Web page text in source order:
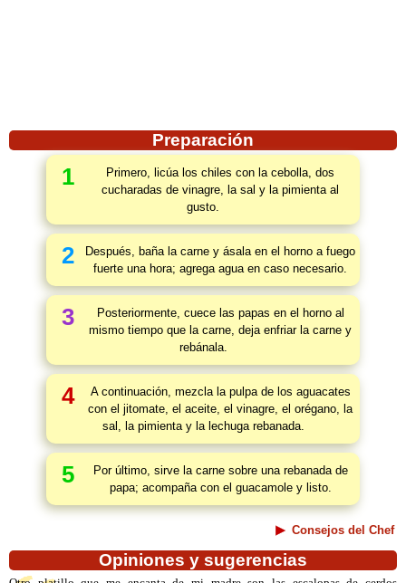
Preparación
1
Primero, licúa los chiles con la cebolla, dos
cucharadas de vinagre, la sal y la pimienta al
gusto.
2
Después, baña la carne y ásala en el horno a fuego
fuerte una hora; agrega agua en caso necesario.
3
Posteriormente, cuece las papas en el horno al
mismo tiempo que la carne, deja enfriar la carne y
rebánala.
4
A continuación, mezcla la pulpa de los aguacates
con el jitomate, el aceite, el vinagre, el orégano, la
sal, la pimienta y la lechuga rebanada.
5
Por último, sirve la carne sobre una rebanada de
papa; acompaña con el guacamole y listo.
Consejos del Chef
Opiniones y sugerencias